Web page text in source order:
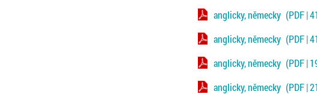
anglicky, německy (PDF |
anglicky, německy (PDF |
anglicky, německy (PDF |
anglicky, německy (PDF |